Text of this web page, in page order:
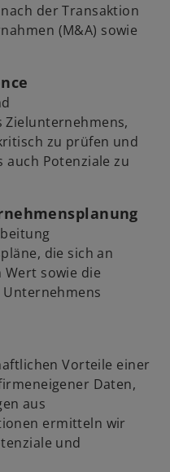
der Transaktion
(M&A) sowie
zu prüfen und
auch Potenziale zu
die sich an
sowie die
Vorteile einer
Daten,
aus
ermitteln wir
und